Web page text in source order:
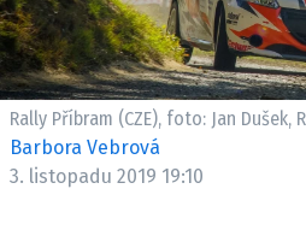
TUNING
PROFI
ELEKTRO
NOVINKY ZE
TESTY
Rally Příbram (CZE), foto: Jan Dušek,
Barbora Vebrová
3. listopadu 2019 19:10